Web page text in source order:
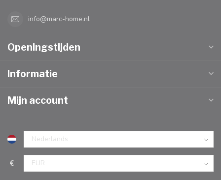
info@marc-home.nl
Openingstijden
Informatie
Mijn account
€